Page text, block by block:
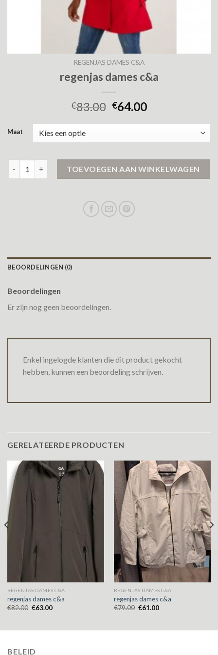
REGENJAS DAMES C&A
regenjas dames c&a
€83.00 €64.00
Maat
TOEVOEGEN AAN WINKELWAGEN
BEOORDELINGEN (0)
Beoordelingen
Er zijn nog geen beoordelingen.
Enkel ingelogde klanten die dit product gekocht
hebben, kunnen een beoordeling schrijven.
GERELATEERDE PRODUCTEN
REGENJAS DAMES C&A
regenjas dames c&a
€82.00 €63.00
REGENJAS DAMES C&A
regenjas dames c&a
€79.00 €61.00
BELEID